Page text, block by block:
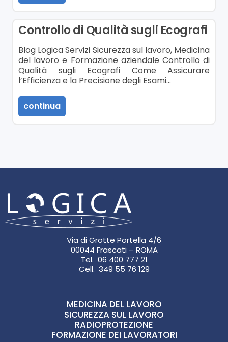
Controllo di Qualità sugli Ecografi
Blog Logica Servizi Sicurezza sul lavoro, Medicina
del lavoro e Formazione aziendale Controllo di
Qualità sugli Ecografi Come Assicurare
l’Efficienza e la Precisione degli Esami…
continua
Via di Grotte Portella 4/6
00044 Frascati – ROMA
Tel. 06 400 777 21
Cell. 349 55 76 129
MEDICINA DEL LAVORO
SICUREZZA SUL LAVORO
RADIOPROTEZIONE
FORMAZIONE DEI LAVORATORI